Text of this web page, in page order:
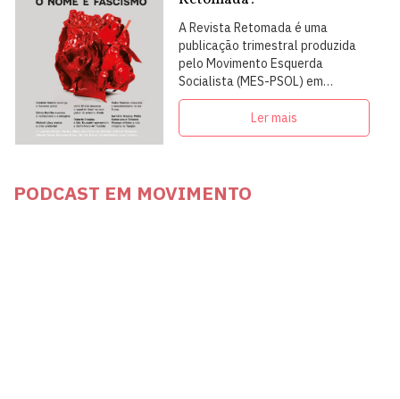
A Revista Retomada é uma
publicação trimestral produzida
pelo Movimento Esquerda
Socialista (MES-PSOL) em
articulação com intelectuais,
militantes e artistas
Ler mais
PODCAST EM MOVIMENTO